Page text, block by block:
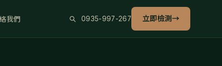
我們 0935-997-267 立即檢測→